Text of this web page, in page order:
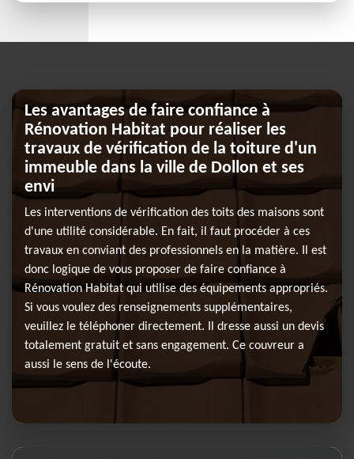
Les avantages de faire confiance à
Rénovation Habitat pour réaliser les
travaux de vérification de la toiture d'un
immeuble dans la ville de Dollon et ses
envi
Les interventions de vérification des toits des maisons sont
d'une utilité considérable. En fait, il faut procéder à ces
travaux en conviant des professionnels en la matière. Il est
donc logique de vous proposer de faire confiance à
Rénovation Habitat qui utilise des équipements appropriés.
Si vous voulez des renseignements supplémentaires,
veuillez le téléphoner directement. Il dresse aussi un devis
totalement gratuit et sans engagement. Ce couvreur a
aussi le sens de l'écoute.